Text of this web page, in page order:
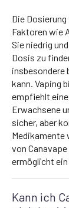
Die
Faktoren wie
Sie niedrig
Dosis zu
insbesondere
kann. Vaping
empfiehlt
Erwachsene
sicher, aber
Medikamente
von
ermöglicht
Kann ich